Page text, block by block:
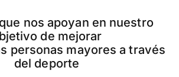
nos apoyan en nuestro
de mejorar
personas mayores a través
del deporte